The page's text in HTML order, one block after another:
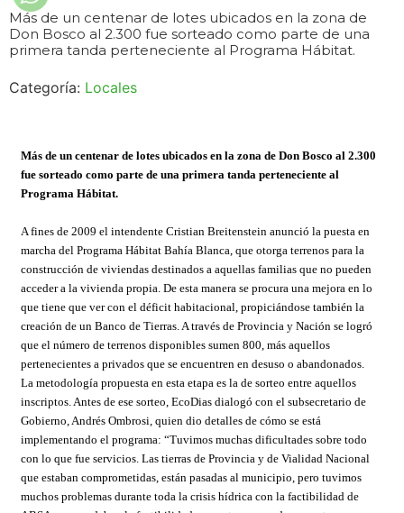
Más de un centenar de lotes ubicados en la zona de
Don Bosco al 2.300 fue sorteado como parte de una
primera tanda perteneciente al Programa Hábitat.
Categoría: Locales
Más de un centenar de lotes ubicados en la zona de Don Bosco al 2.300
fue sorteado como parte de una primera tanda perteneciente al
Programa Hábitat.
A fines de 2009 el intendente Cristian Breitenstein anunció la puesta en
marcha del Programa Hábitat Bahía Blanca, que otorga terrenos para la
construcción de viviendas destinados a aquellas familias que no pueden
acceder a la vivienda propia. De esta manera se procura una mejora en lo
que tiene que ver con el déficit habitacional, propiciándose también la
creación de un Banco de Tierras. A través de Provincia y Nación se logró
que el número de terrenos disponibles sumen 800, más aquellos
pertenecientes a privados que se encuentren en desuso o abandonados.
La metodología propuesta en esta etapa es la de sorteo entre aquellos
inscriptos. Antes de ese sorteo, EcoDias dialogó con el subsecretario de
Gobierno, Andrés Ombrosi, quien dio detalles de cómo se está
implementando el programa: “Tuvimos muchas dificultades sobre todo
con lo que fue servicios. Las tierras de Provincia y de Vialidad Nacional
que estaban comprometidas, están pasadas al municipio, pero tuvimos
muchos problemas durante toda la crisis hídrica con la factibilidad de